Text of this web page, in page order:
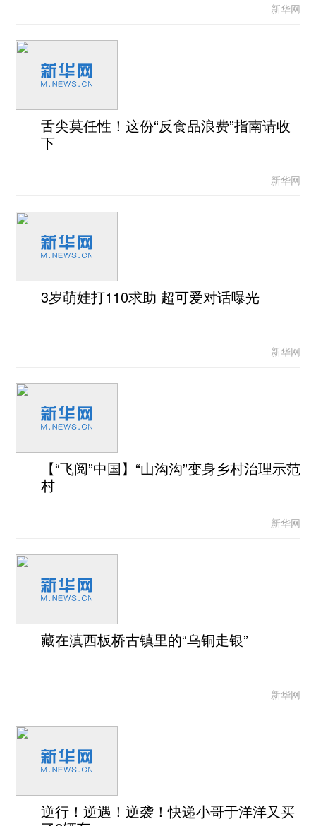
新华网
舌尖莫任性！这份“反食品浪费”指南请收
下
新华网
3岁萌娃打110求助 超可爱对话曝光
新华网
【“飞阅”中国】“山沟沟”变身乡村治理示范
村
新华网
藏在滇西板桥古镇里的“乌铜走银”
新华网
逆行！逆遇！逆袭！快递小哥于洋洋又买